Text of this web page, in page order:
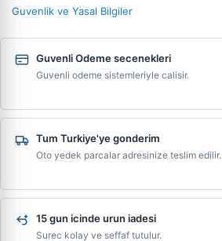
Guvenlik ve Yasal Bilgiler
Guvenli Odeme secenekleri
Guvenli odeme sistemleriyle calisir.
Tum Turkiye'ye gonderim
Oto yedek parcalar adresinize teslim edilir.
15 gun icinde urun iadesi
Surec kolay ve seffaf tutulur.